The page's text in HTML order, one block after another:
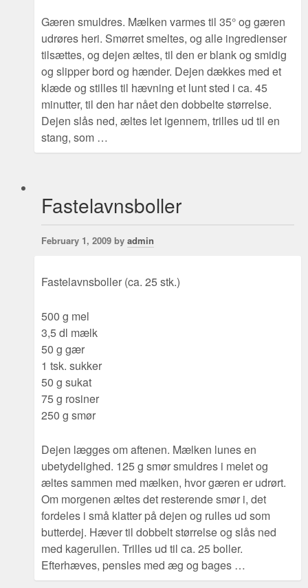
Gæren smuldres. Mælken varmes til 35° og gæren
udrøres heri. Smørret smeltes, og alle ingredienser
tilsættes, og dejen æltes, til den er blank og smidig
og slipper bord og hænder. Dejen dækkes med et
klæde og stilles til hævning et lunt sted i ca. 45
minutter, til den har nået den dobbelte størrelse.
Dejen slås ned, æltes let igennem, trilles ud til en
stang, som …
Fastelavnsboller
February 1, 2009 by admin
Fastelavnsboller (ca. 25 stk.)
500 g mel
3,5 dl mælk
50 g gær
1 tsk. sukker
50 g sukat
75 g rosiner
250 g smør
Dejen lægges om aftenen. Mælken lunes en
ubetydelighed. 125 g smør smuldres i melet og
æltes sammen med mælken, hvor gæren er udrørt.
Om morgenen æltes det resterende smør i, det
fordeles i små klatter på dejen og rulles ud som
butterdej. Hæver til dobbelt størrelse og slås ned
med kagerullen. Trilles ud til ca. 25 boller.
Efterhæves, pensles med æg og bages …